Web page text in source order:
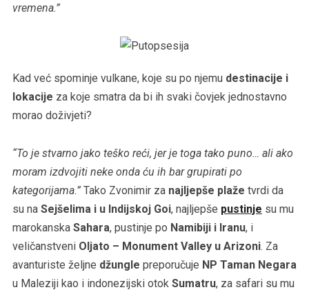
vremena.”
Kad već spominje vulkane, koje su po njemu destinacije i
lokacije za koje smatra da bi ih svaki čovjek jednostavno
morao doživjeti?
“To je stvarno jako teško reći, jer je toga tako puno… ali ako
moram izdvojiti neke onda ću ih bar grupirati po
kategorijama.”Tako Zvonimir za najljepše plaže tvrdi da
su na Sejšelima i u Indijskoj Goi, najljepše pustinje su mu
marokanska Sahara, pustinje po Namibiji i Iranu, i
veličanstveni Oljato – Monument Valley u Arizoni. Za
avanturiste željne džungle preporučuje NP Taman Negara
u Maleziji kao i indonezijski otok Sumatru, za safari su mu